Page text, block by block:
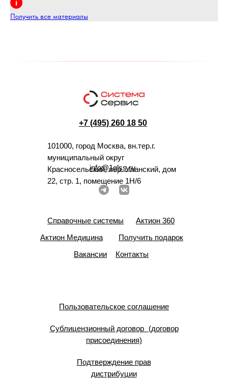
Получить все материалы
+7 (495) 260 18 50
101000, город Москва, вн.тер.г.
муниципальный округ
Красносельский, пер. Уланский, дом
22, стр. 1, помещение 1Н/6
info@1glss.ru
Справочные системы
Актион 360
Актион Медицина
Получить подарок
Вакансии
Контакты
Пользовательское соглашение
Сублицензионный договор (договор
присоединения)
Подтверждение прав
дистрибуции